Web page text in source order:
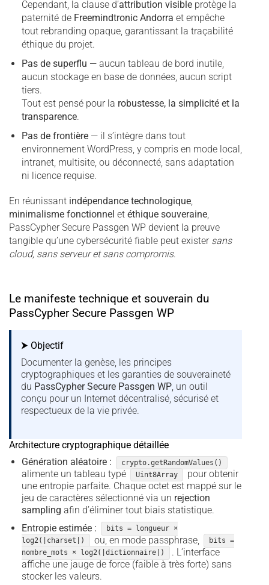
Cependant, la clause d’attribution visibleprotège la
paternité de Freemindtronic Andorra et empêche
tout rebranding opaque, garantissant la traçabilité
éthique du projet.
Pas de superflu — aucun tableau de bord inutile,
aucun stockage en base de données, aucun script
tiers.
Tout est pensé pour la robustesse, la simplicité et la
transparence.
Pas de frontière— il s’intègre dans tout
environnement WordPress, y compris en mode local,
intranet, multisite, ou déconnecté, sans adaptation
ni licence requise.
En réunissant indépendance technologique,
minimalisme fonctionnel et éthique souveraine,
PassCypher Secure Passgen WP devient la preuve
tangible qu’une cybersécurité fiable peut exister sans
cloud, sans serveur et sans compromis.
Le manifeste technique et souverain du
PassCypher Secure Passgen WP
⮞ Objectif
Documenter la genèse, les principes
cryptographiques et les garanties de souveraineté
du PassCypher Secure Passgen WP, un outil
conçu pour un Internet décentralisé, sécurisé et
respectueux de la vie privée.
Architecture cryptographique détaillée
Génération aléatoire :
crypto.getRandomValues()
alimente un tableau typé Uint8Array
pour obtenir
une entropie parfaite. Chaque octet est mappé sur le
jeu de caractères sélectionné via un rejection
sampling afin d’éliminer tout biais statistique.
Entropie estimée :
bits = longueur ×
log2(|charset|)
ou, en mode passphrase,
bits =
nombre_mots × log2(|dictionnaire|)
. L’interface
affiche une jauge de force (faible à très forte) sans
stocker les valeurs.